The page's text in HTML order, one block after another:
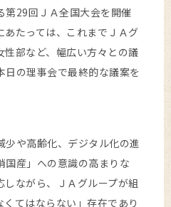
第29回ＪＡ全国大会を開催
あたっては、これまでＪＡグ
性部など、幅広い方々との議
の理事会で最終的な議案を
少や高齢化、デジタル化の進
国産」への意識の高まりな
しながら、ＪＡグループが組
てはならない」存在であり